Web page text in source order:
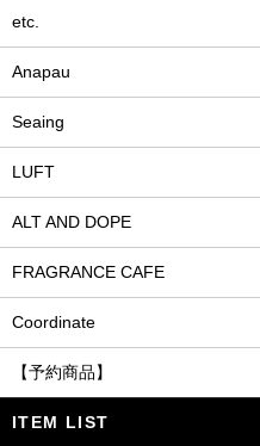
etc.
Anapau
Seaing
LUFT
ALT AND DOPE
FRAGRANCE CAFE
Coordinate
【予約商品】
ITEM LIST